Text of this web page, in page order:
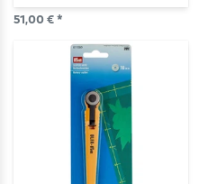
51,00 € *